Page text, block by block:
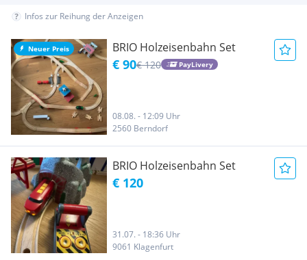
Infos zur Reihung der Anzeigen
Neuer Preis BRIO Holzeisenbahn Set
€ 90€ 120 PayLivery
08.08. - 12:09 Uhr
2560 Berndorf
BRIO Holzeisenbahn Set
€ 120
31.07. - 18:36 Uhr
9061 Klagenfurt